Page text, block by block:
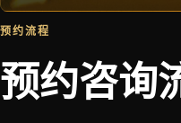
预约流程
预约咨询